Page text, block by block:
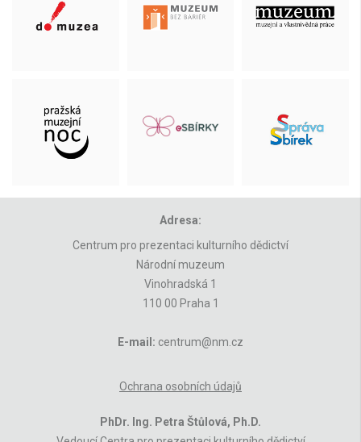
Adresa:
Centrum pro prezentaci kulturního dědictví
Národní muzeum
Vinohradská 1
110 00 Praha 1
E-mail: centrum@nm.cz
Ochrana osobních údajů
PhDr. Ing. Petra Štůlová, Ph.D.